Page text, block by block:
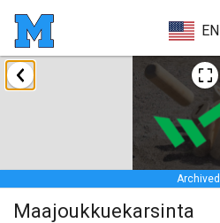
EN
Archived
Maajoukkuekarsinta
January 2018
Open des rois de Mölkky
France
Individuel du Garo
Jan 21, 2018|France